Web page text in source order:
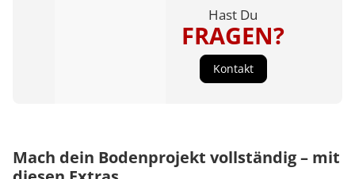
Mach dein Bodenprojekt vollständig – mit
Hast Du
FRAGEN?
Kontakt